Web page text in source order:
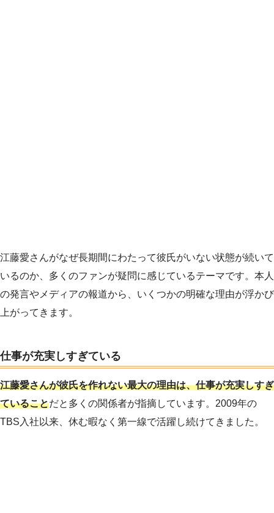
江藤愛さんがなぜ長期間にわたって彼氏がいない状態が続いて
いるのか、多くのファンが疑問に感じているテーマです。本人
の発言やメディアの報道から、いくつかの明確な理由が浮かび
上がってきます。
仕事が充実しすぎている
江藤愛さんが彼氏を作れない最大の理由は、仕事が充実しすぎ
ていることだと多くの関係者が指摘しています。2009年の
TBS入社以来、休む暇なく第一線で活躍し続けてきました。